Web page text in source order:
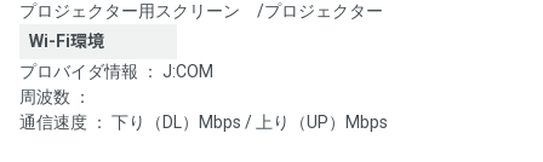
プロジェクター用スクリーン /プロジェクター
Wi-Fi環境
プロバイダ情報 ： J:COM
周波数 ：
通信速度 ： 下り（DL）Mbps / 上り（UP）Mbps